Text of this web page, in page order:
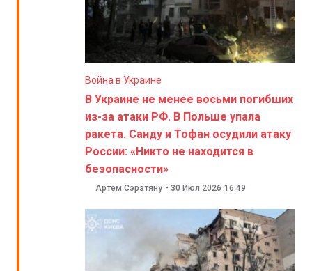
Война в Украине
В Украине не менее восьми погибших
из-за атаки РФ. В Польше упала
ракета. Санду и Тофан осудили атаку
России: «Никто не находится в
безопасности»
Артём Сэрэтяну - 30 Июл 2026 16:49